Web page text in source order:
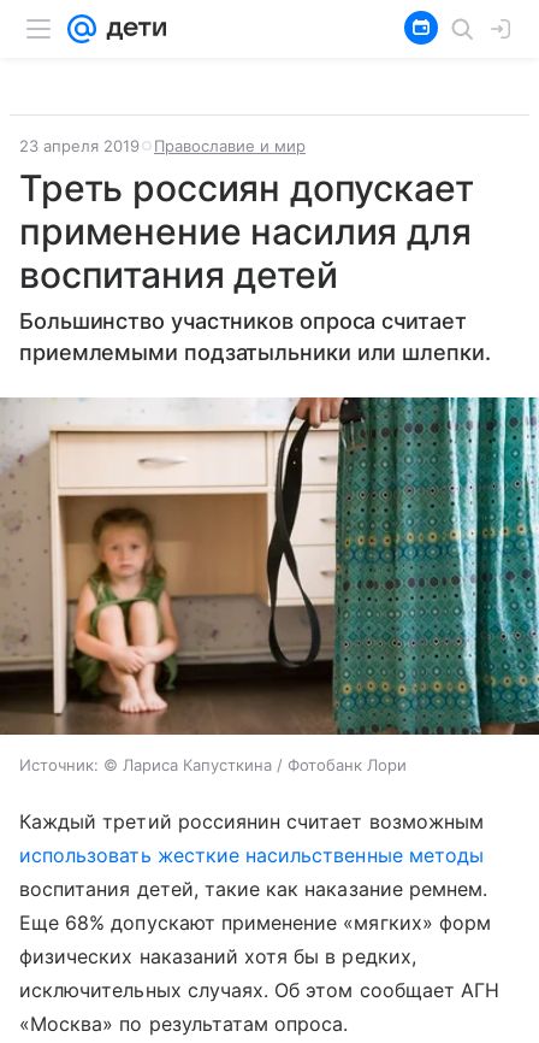
23 апреля 2019 Православие и мир
Треть россиян допускает
применение насилия для
воспитания детей
Большинство участников опроса считает
приемлемыми подзатыльники или шлепки.
Источник: © Лариса Капусткина / Фотобанк Лори
Каждый третий россиянин считает возможным
использовать жесткие насильственные методы
воспитания детей, такие как наказание ремнем.
Еще 68% допускают применение «мягких» форм
физических наказаний хотя бы в редких,
исключительных случаях. Об этом сообщает АГН
«Москва» по результатам опроса.